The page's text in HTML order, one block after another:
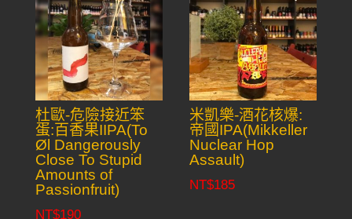
杜歐-危險接近笨
蛋:百香果IIPA(To
Øl Dangerously
Close To Stupid
Amounts of
Passionfruit)
NT$190
米凱樂-酒花核爆:
帝國IPA(Mikkeller
Nuclear Hop
Assault)
NT$185